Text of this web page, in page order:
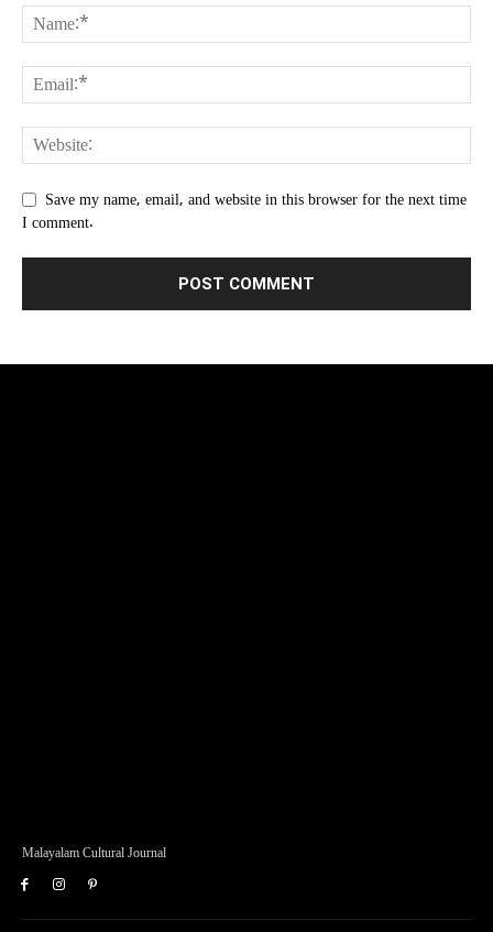
Save my name, email, and website in this browser for the next time
I comment.
Malayalam Cultural Journal